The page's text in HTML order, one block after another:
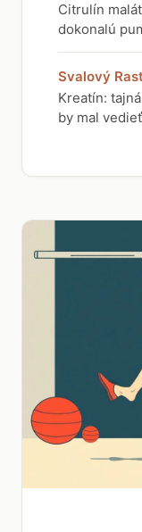
Citrulín
dokonalú
Svalový Rast
Kreatín:
by mal